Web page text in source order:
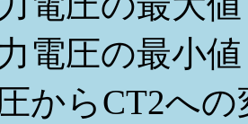
電圧の最小
からCT2へ